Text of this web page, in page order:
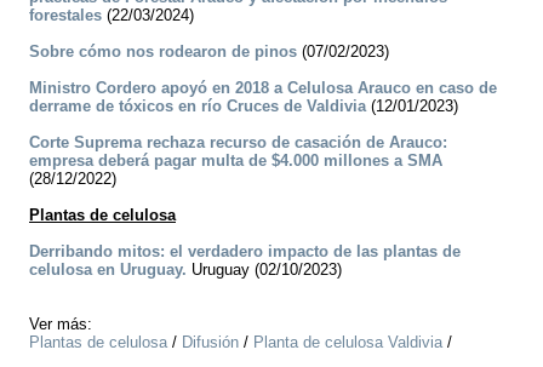
forestales (22/03/2024)
Sobre cómo nos rodearon de pinos (07/02/2023)
Ministro Cordero apoyó en 2018 a Celulosa Arauco en caso de
derrame de tóxicos en río Cruces de Valdivia(12/01/2023)
Corte Suprema rechaza recurso de casación de Arauco:
empresa deberá pagar multa de $4.000 millones a SMA
(28/12/2022)
Plantas de celulosa
Derribando mitos: el verdadero impacto de las plantas de
celulosa en Uruguay. Uruguay (02/10/2023)
Ver más:
Plantas de celulosa/ Difusión / Planta de celulosa Valdivia/